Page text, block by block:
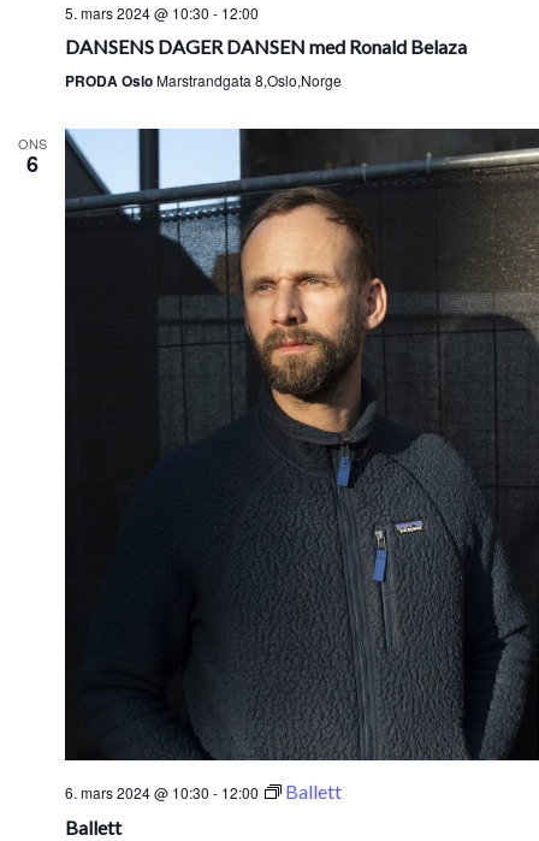
5. mars 2024 @ 10:30 - 12:00
DANSENS DAGER DANSEN med Ronald Belaza
PRODA OsloMarstrandgata 8,Oslo,Norge
ONS
6
6. mars 2024 @ 10:30 - 12:00
Ballett
Ballett